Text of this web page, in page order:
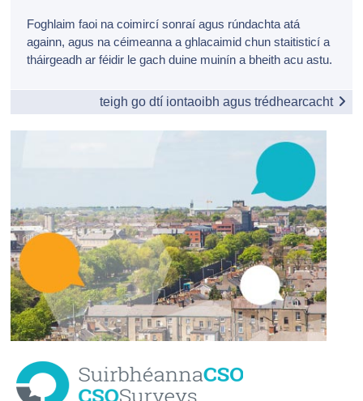
Staidrimh a Dheimhniú
Foireann Shuirbhéanna ar Líonta Tí na Príomh-
Ar ais chuig Suirbhéanna ar Líonta Tí
Foghlaim faoi na coimircí sonraí agus rúndachta atá
againn, agus na céimeanna a ghlacaimid chun staitisticí a
tháirgeadh ar féidir le gach duine muinín a bheith acu astu.
teigh go dtí iontaoibh agus trédhearcacht